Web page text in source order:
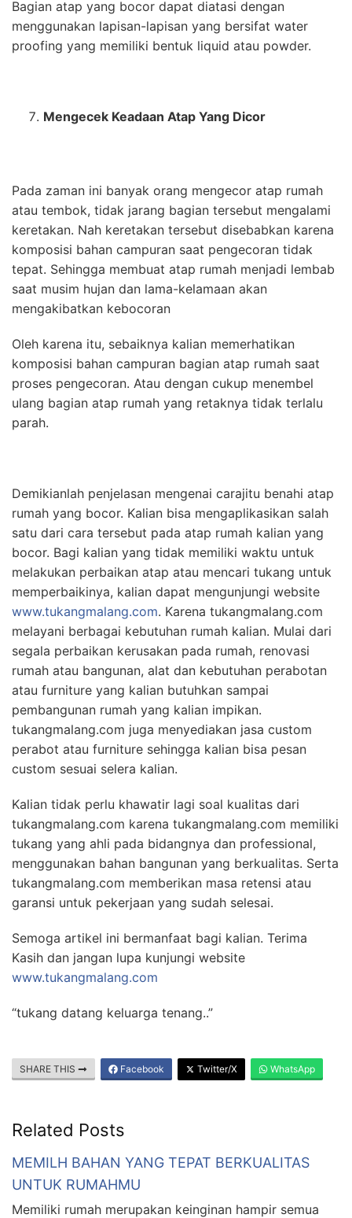
Bagian atap yang bocor dapat diatasi dengan
menggunakan lapisan-lapisan yang bersifat water
proofing yang memiliki bentuk liquid atau powder.
Mengecek Keadaan Atap Yang Dicor
Pada zaman ini banyak orang mengecor atap rumah
atau tembok, tidak jarang bagian tersebut mengalami
keretakan. Nah keretakan tersebut disebabkan karena
komposisi bahan campuran saat pengecoran tidak
tepat. Sehingga membuat atap rumah menjadi lembab
saat musim hujan dan lama-kelamaan akan
mengakibatkan kebocoran
Oleh karena itu, sebaiknya kalian memerhatikan
komposisi bahan campuran bagian atap rumah saat
proses pengecoran. Atau dengan cukup menembel
ulang bagian atap rumah yang retaknya tidak terlalu
parah.
Demikianlah penjelasan mengenai carajitu benahi atap
rumah yang bocor. Kalian bisa mengaplikasikan salah
satu dari cara tersebut pada atap rumah kalian yang
bocor. Bagi kalian yang tidak memiliki waktu untuk
melakukan perbaikan atap atau mencari tukang untuk
memperbaikinya, kalian dapat mengunjungi website
www.tukangmalang.com. Karena tukangmalang.com
melayani berbagai kebutuhan rumah kalian. Mulai dari
segala perbaikan kerusakan pada rumah, renovasi
rumah atau bangunan, alat dan kebutuhan perabotan
atau furniture yang kalian butuhkan sampai
pembangunan rumah yang kalian impikan.
tukangmalang.com juga menyediakan jasa custom
perabot atau furniture sehingga kalian bisa pesan
custom sesuai selera kalian.
Kalian tidak perlu khawatir lagi soal kualitas dari
tukangmalang.com karena tukangmalang.com memiliki
tukang yang ahli pada bidangnya dan professional,
menggunakan bahan bangunan yang berkualitas. Serta
tukangmalang.com memberikan masa retensi atau
garansi untuk pekerjaan yang sudah selesai.
Semoga artikel ini bermanfaat bagi kalian. Terima
Kasih dan jangan lupa kunjungi website
www.tukangmalang.com
“tukang datang keluarga tenang..”
SHARE THIS Facebook Twitter/X WhatsApp
Related Posts
MEMILH BAHAN YANG TEPAT BERKUALITAS
UNTUK RUMAHMU
Memiliki rumah merupakan keinginan hampir semua